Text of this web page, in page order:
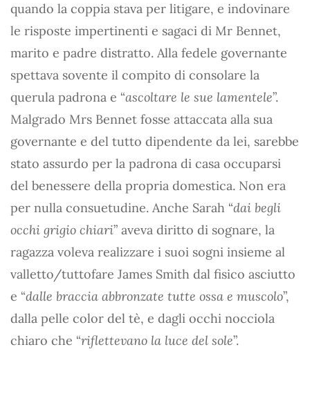
quando la coppia stava per litigare, e indovinare
le risposte impertinenti e sagaci di Mr Bennet,
marito e padre distratto. Alla fedele governante
spettava sovente il compito di consolare la
querula padrona e “ascoltare le sue lamentele”.
Malgrado Mrs Bennet fosse attaccata alla sua
governante e del tutto dipendente da lei, sarebbe
stato assurdo per la padrona di casa occuparsi
del benessere della propria domestica. Non era
per nulla consuetudine. Anche Sarah “dai begli
occhi grigio chiari” aveva diritto di sognare, la
ragazza voleva realizzare i suoi sogni insieme al
valletto/tuttofare James Smith dal fisico asciutto
e “dalle braccia abbronzate tutte ossa e muscolo”,
dalla pelle color del tè, e dagli occhi nocciola
chiaro che “riflettevano la luce del sole”.